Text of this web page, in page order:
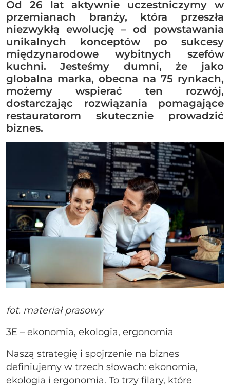
Od 26 lat aktywnie uczestniczymy w
przemianach branży, która przeszła
niezwykłą ewolucję – od powstawania
unikalnych konceptów po sukcesy
międzynarodowe wybitnych szefów
kuchni. Jesteśmy dumni, że jako
globalna marka, obecna na 75 rynkach,
możemy wspierać ten rozwój,
dostarczając rozwiązania pomagające
restauratorom skutecznie prowadzić
biznes.
fot. materiał prasowy
3E – ekonomia, ekologia, ergonomia
Naszą strategię i spojrzenie na biznes
definiujemy w trzech słowach: ekonomia,
ekologia i ergonomia. To trzy filary, które